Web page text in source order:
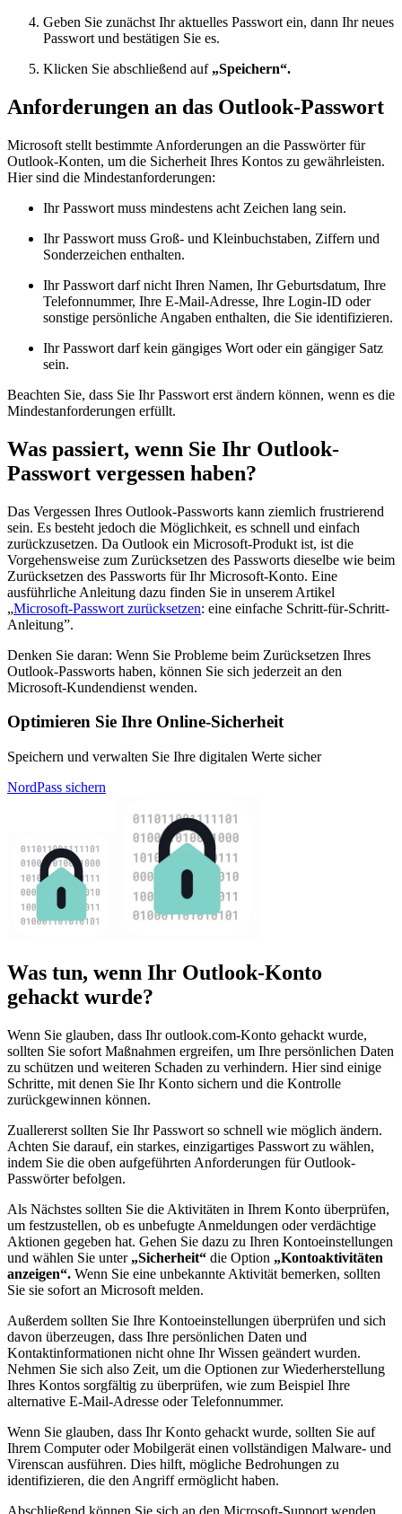
Geben Sie zunächst Ihr aktuelles Passwort ein, dann Ihr neues
Passwort und bestätigen Sie es.
Klicken Sie abschließend auf „Speichern“.
Anforderungen an das Outlook-Passwort
Microsoft stellt bestimmte Anforderungen an die Passwörter für
Outlook-Konten, um die Sicherheit Ihres Kontos zu gewährleisten.
Hier sind die Mindestanforderungen:
Ihr Passwort muss mindestens acht Zeichen lang sein.
Ihr Passwort muss Groß- und Kleinbuchstaben, Ziffern und
Sonderzeichen enthalten.
Ihr Passwort darf nicht Ihren Namen, Ihr Geburtsdatum, Ihre
Telefonnummer, Ihre E-Mail-Adresse, Ihre Login-ID oder
sonstige persönliche Angaben enthalten, die Sie identifizieren.
Ihr Passwort darf kein gängiges Wort oder ein gängiger Satz
sein.
Beachten Sie, dass Sie Ihr Passwort erst ändern können, wenn es die
Mindestanforderungen erfüllt.
Was passiert, wenn Sie Ihr Outlook-
Passwort vergessen haben?
Das Vergessen Ihres Outlook-Passworts kann ziemlich frustrierend
sein. Es besteht jedoch die Möglichkeit, es schnell und einfach
zurückzusetzen. Da Outlook ein Microsoft-Produkt ist, ist die
Vorgehensweise zum Zurücksetzen des Passworts dieselbe wie beim
Zurücksetzen des Passworts für Ihr Microsoft-Konto. Eine
ausführliche Anleitung dazu finden Sie in unserem Artikel
„Microsoft-Passwort zurücksetzen: eine einfache Schritt-für-Schritt-
Anleitung”.
Denken Sie daran: Wenn Sie Probleme beim Zurücksetzen Ihres
Outlook-Passworts haben, können Sie sich jederzeit an den
Microsoft-Kundendienst wenden.
Optimieren Sie Ihre Online-Sicherheit
Speichern und verwalten Sie Ihre digitalen Werte sicher
NordPass sichern
Was tun, wenn Ihr Outlook-Konto
gehackt wurde?
Wenn Sie glauben, dass Ihr outlook.com-Konto gehackt wurde,
sollten Sie sofort Maßnahmen ergreifen, um Ihre persönlichen Daten
zu schützen und weiteren Schaden zu verhindern. Hier sind einige
Schritte, mit denen Sie Ihr Konto sichern und die Kontrolle
zurückgewinnen können.
Zuallererst sollten Sie Ihr Passwort so schnell wie möglich ändern.
Achten Sie darauf, ein starkes, einzigartiges Passwort zu wählen,
indem Sie die oben aufgeführten Anforderungen für Outlook-
Passwörter befolgen.
Als Nächstes sollten Sie die Aktivitäten in Ihrem Konto überprüfen,
um festzustellen, ob es unbefugte Anmeldungen oder verdächtige
Aktionen gegeben hat. Gehen Sie dazu zu Ihren Kontoeinstellungen
und wählen Sie unter „Sicherheit“ die Option „Kontoaktivitäten
anzeigen“. Wenn Sie eine unbekannte Aktivität bemerken, sollten
Sie sie sofort an Microsoft melden.
Außerdem sollten Sie Ihre Kontoeinstellungen überprüfen und sich
davon überzeugen, dass Ihre persönlichen Daten und
Kontaktinformationen nicht ohne Ihr Wissen geändert wurden.
Nehmen Sie sich also Zeit, um die Optionen zur Wiederherstellung
Ihres Kontos sorgfältig zu überprüfen, wie zum Beispiel Ihre
alternative E-Mail-Adresse oder Telefonnummer.
Wenn Sie glauben, dass Ihr Konto gehackt wurde, sollten Sie auf
Ihrem Computer oder Mobilgerät einen vollständigen Malware- und
Virenscan ausführen. Dies hilft, mögliche Bedrohungen zu
identifizieren, die den Angriff ermöglicht haben.
Abschließend können Sie sich an den Microsoft-Support wenden,